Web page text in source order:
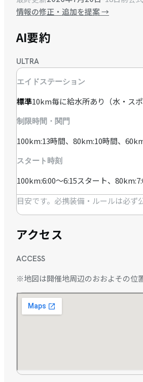
情報の修正・追加を提案→
AI要約
ULTRA
エイドステーション
標準10km毎に給水所あり（水・ス
制限時間・関門
100km:13時間、80km:10時間、
スタート時刻
100km:6:00〜6:15スタート、
目安です。必携装備・ルールは必ず
アクセス
ACCESS
※地図は開催地周辺のおおよその位